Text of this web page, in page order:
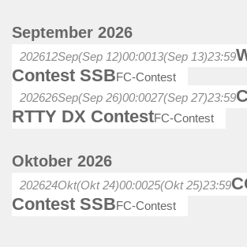
September 2026
202612Sep(Sep 12)00:0013(Sep 13)23:59
Contest SSBFC-Contest
202626Sep(Sep 26)00:0027(Sep 27)23:59
RTTY DX ContestFC-Contest
Oktober 2026
202624Okt(Okt 24)00:0025(Okt 25)23:59
Contest SSBFC-Contest